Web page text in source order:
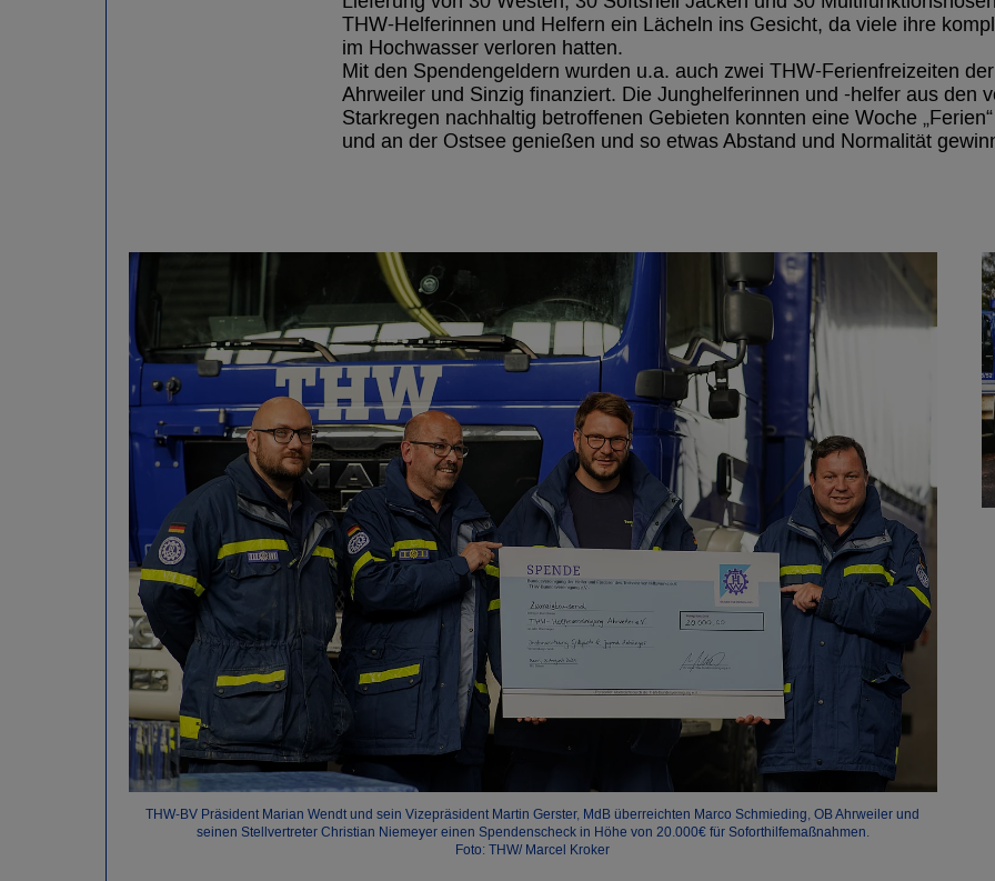
THW-Helferinnen und Helfern ein Lächeln ins Gesicht, da viele ihre
im Hochwasser verloren hatten.
Mit den Spendengeldern wurden u.a. auch zwei THW-Ferienfreizeiten
Ahrweiler und Sinzig finanziert. Die Junghelferinnen und -helfer aus den
Starkregen nachhaltig betroffenen Gebieten konnten eine Woche
und an der Ostsee genießen und so etwas Abstand und Normalität
THW-BV Präsident Marian Wendt und sein Vizepräsident Martin Gerster, MdB überreichten Marco Schmieding, OB Ahrweiler und
seinen Stellvertreter Christian Niemeyer einen Spendenscheck in Höhe von 20.000€ für Soforthilfemaßnahmen.
Foto: THW/ Marcel Kroker